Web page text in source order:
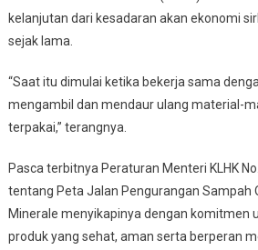
kelanjutan dari kesadaran akan ekonomi
sejak lama.
“Saat itu dimulai ketika bekerja sama
mengambil dan mendaur ulang material-
terpakai,” terangnya.
Pasca terbitnya Peraturan Menteri KLHK
tentang Peta Jalan Pengurangan Sampah
Minerale menyikapinya dengan komitmen
produk yang sehat, aman serta berperan